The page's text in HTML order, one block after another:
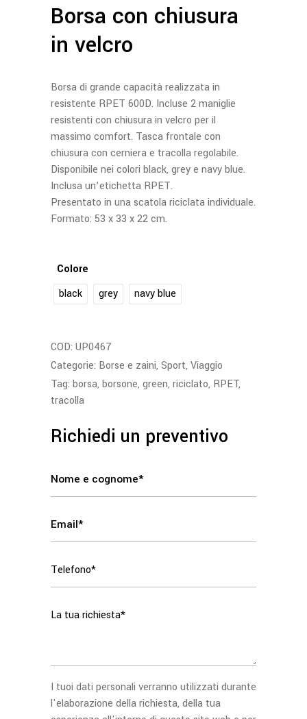
Borsa con chiusura
in velcro
Borsa di grande capacità realizzata in
resistente RPET 600D. Incluse 2 maniglie
resistenti con chiusura in velcro per il
massimo comfort. Tasca frontale con
chiusura con cerniera e tracolla regolabile.
Disponibile nei colori black, grey e navy blue.
Inclusa un’etichetta RPET.
Presentato in una scatola riciclata individuale.
Formato: 53 x 33 x 22 cm.
Colore
black
grey navy blue
COD: UP0467
Categorie: Borse e zaini, Sport, Viaggio
Tag: borsa, borsone, green, riciclato, RPET,
tracolla
Richiedi un preventivo
I tuoi dati personali verranno utilizzati durante
l'elaborazione della richiesta, della tua